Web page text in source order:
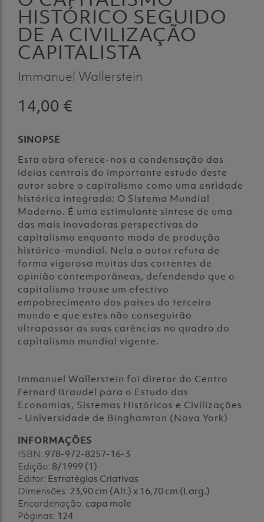
HISTÓRICO SEGUIDO
DE A CIVILIZAÇÃO
CAPITALISTA
Immanuel Wallerstein
14,00 €
SINOPSE
Esta obra oferece-nos a condensação das
ideias centrais do importante estudo deste
autor sobre o capitalismo como uma entidade
histórica integrada: O Sistema Mundial
Moderno. É uma estimulante síntese de uma
das mais inovadoras perspectivas do
capitalismo enquanto modo de produção
histórico-mundial. Nela o autor refuta de
forma vigorosa muitas das correntes de
opinião contemporâneas, defendendo que o
capitalismo trouxe um efectivo
empobrecimento dos países do terceiro
mundo e que estes não conseguirão
ultrapassar as suas carências no quadro do
capitalismo mundial vigente.
Immanuel Wallerstein foi diretor do Centro
Fernard Braudel para o Estudo das
Economias, Sistemas Históricos e Civilizações
- Universidade de Binghamton (Nova York)
INFORMAÇÕES
ISBN: 978-972-8257-16-3
Edição: 8/1999 (1)
Editor: Estratégias Criativas
Dimensões: 23,90 cm (Alt.) x 16,70 cm (Larg.)
Encardenação: capa mole
Páginas: 124